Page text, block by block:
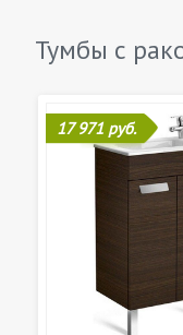
Тумбы с
17 971 руб.